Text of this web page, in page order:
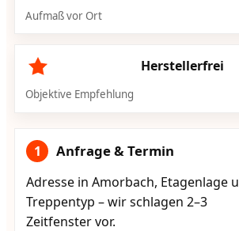
Aufmaß vor Ort
Herstellerfrei
Objektive Empfehlung
1 Anfrage & Termin
Adresse in Amorbach, Etagenlage
Treppentyp – wir schlagen 2–3
Zeitfenster vor.